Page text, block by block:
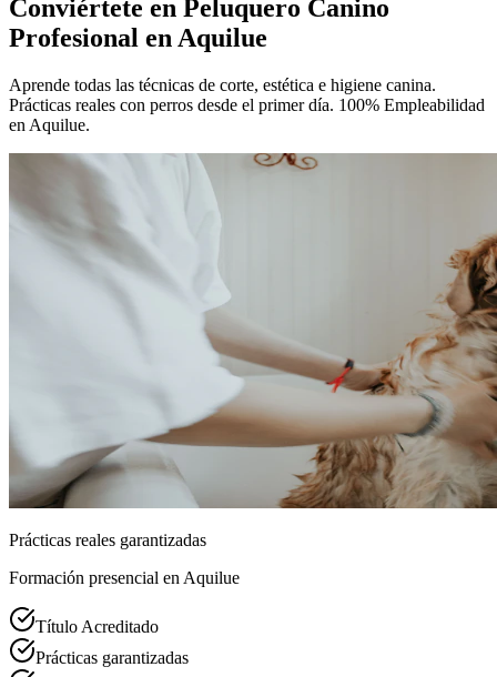
Conviértete en Peluquero Canino
Profesional en Aquilue
Aprende todas las técnicas de corte, estética e higiene canina.
Prácticas reales con perros desde el primer día. 100% Empleabilidad
en Aquilue.
Prácticas reales garantizadas
Formación presencial en Aquilue
Título Acreditado
Prácticas garantizadas